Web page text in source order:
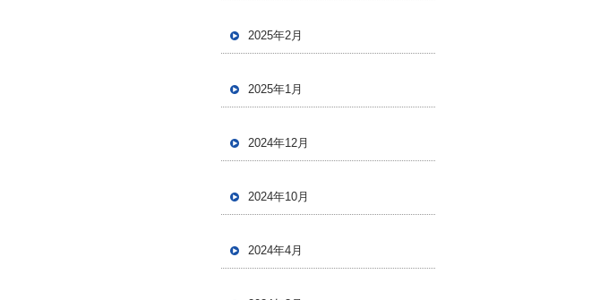
2025年2月
2025年1月
2024年12月
2024年10月
2024年4月